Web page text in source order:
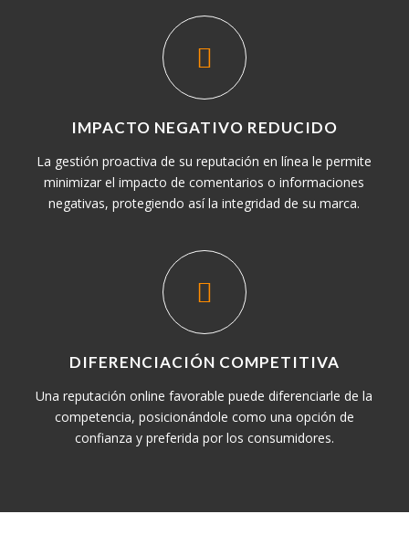
IMPACTO NEGATIVO REDUCIDO
La gestión proactiva de su reputación en línea le permite
minimizar el impacto de comentarios o informaciones
negativas, protegiendo así la integridad de su marca.
DIFERENCIACIÓN COMPETITIVA
Una reputación online favorable puede diferenciarle de la
competencia, posicionándole como una opción de
confianza y preferida por los consumidores.